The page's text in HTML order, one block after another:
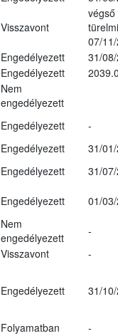
Visszavont
végső
07/
Engedélyezett
31/
Engedélyezett
Nem
engedélyezett
Engedélyezett
-
Engedélyezett
31/
Engedélyezett
31/
Engedélyezett 01/
Nem
engedélyezett
-
Visszavont
-
Engedélyezett 31/
Folyamatban
-